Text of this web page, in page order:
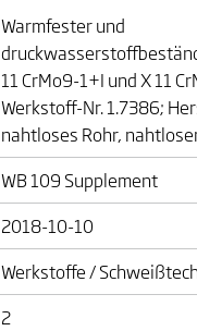
Warmfester und
11 CrMo9-1+I und X 11
Werkstoff-Nr. 1.7386;
nahtloses Rohr,
WB 109 Supplement
2018-10-10
Werkstoffe /
2